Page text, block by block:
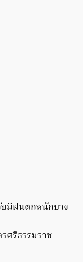
มีฝนตกหนักบาง
ศรีธรรมราช